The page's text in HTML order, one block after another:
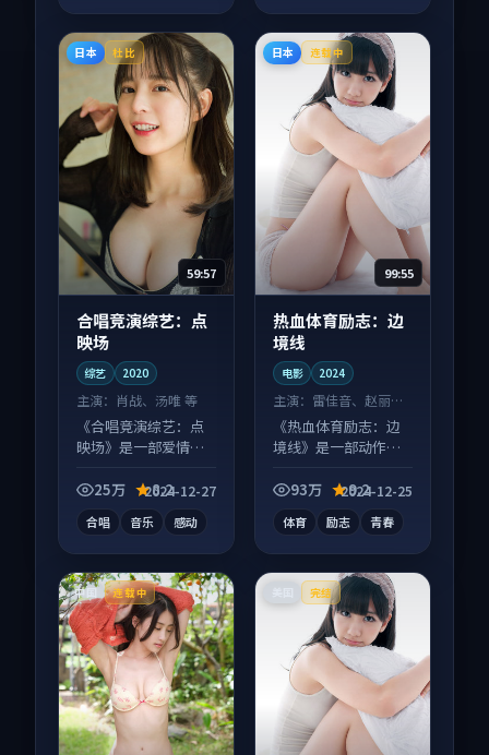
日本 杜比
59:57
合唱竞演综艺：点
映场
综艺 2020
主演： 肖战、汤唯 等
《合唱竞演综艺：点
映场》是一部爱情向
长为内核，情感戏份
25万 8.2
2024-12-27
合唱 音乐 感动
日本 连载中
99:55
热血体育励志：边
境线
电影 2024
主演： 雷佳音、赵丽颖
等
《热血体育励志：边
境线》是一部动作向
并行，细节值得二刷
93万 9.2
2024-12-25
体育 励志 青春
中国 连载中 完结